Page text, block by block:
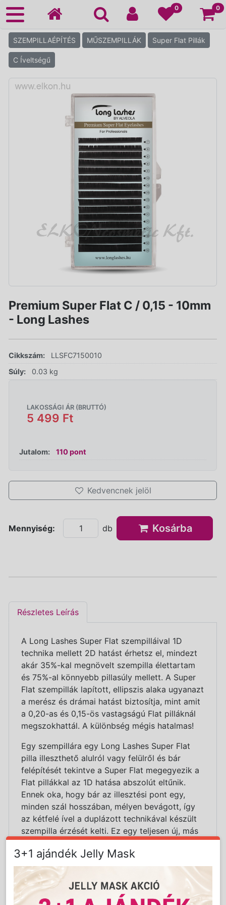
0 0
SZEMPILLAÉPÍTÉS MŰSZEMPILLÁK Super Flat Pillák
C Íveltségű
Premium Super Flat C / 0,15 - 10mm
- Long Lashes
Cikkszám:
LLSFC7150010
Súly:
0.03 kg
LAKOSSÁGI ÁR (BRUTTÓ)
5 499 Ft
Jutalom: 110 pont
Kedvencnek jelöl
Mennyiség: db Kosárba
Részletes Leírás
A Long Lashes Super Flat szempilláival 1D
technika mellett 2D hatást érhetsz el, mindezt
akár 35%-kal megnövelt szempilla élettartam
és 75%-al könnyebb pillasúly mellett. A Super
Flat szempillák lapított, ellipszis alaka ugyanazt
a merész és drámai hatást biztosítja, mint amit
a 0,20-as és 0,15-ös vastagságú Flat pilláknál
megszokhattál. A különbség mégis hatalmas!
Egy szempillára egy Long Lashes Super Flat
pilla illeszthető alulról vagy felülről és bár
felépítését tekintve a Super Flat megegyezik a
Flat pillákkal az 1D hatása abszolút eltűnik.
Ennek oka, hogy bár az illesztési pont egy,
minden szál hosszában, mélyen bevágott, így
az kétfelé ível a duplázott technikával készült
szempilla érzését kelti. Ez egy teljesen új, más
pilláknál eddig nem alkalmazott formatervezés,
ami a dúsabb és természetesebb hatásért felel.
A Long Lashes Super Flat pillák ugyanakkor
75%-kal könnyebbek, mint a hagyományos
mink vagy selyem szempillák, így viselásük
3+1 ajándék Jelly Mask